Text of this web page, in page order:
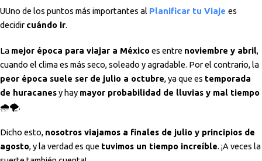
UUno de los puntos más importantes al Planificar tu Viaje es
decidir cuándo ir.
La mejor época para viajar a Méxicoes entre noviembre y abril,
cuando el clima es más seco, soleado y agradable. Por el contrario, la
peor época suele ser de julio a octubre, ya que es temporada
de huracanesy hay mayor probabilidad de lluvias y mal tiempo
🌧️🌪️.
Dicho esto, nosotros viajamos a finales de julio y principios de
agosto, y la verdad es que tuvimos un tiempo increíble. ¡A veces la